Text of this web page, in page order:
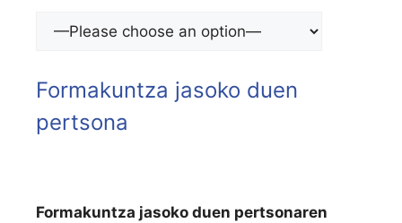
Formakuntza jasoko duen
pertsona
Formakuntza jasoko duen pertsonaren